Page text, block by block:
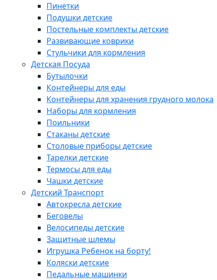
Пинетки
Подушки детские
Постельные комплекты детские
Развивающие коврики
Стульчики для кормления
Детская Посуда
Бутылочки
Контейнеры для еды
Контейнеры для хранения грудного молока
Наборы для кормления
Поильники
Стаканы детские
Столовые приборы детские
Тарелки детские
Термосы для еды
Чашки детские
Детский Транспорт
Автокресла детские
Беговелы
Велосипеды детские
Защитные шлемы
Игрушка Ребенок на борту!
Коляски детские
Педальные машинки